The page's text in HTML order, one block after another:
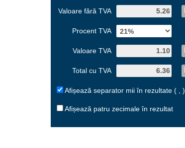
Valoare fără TVA
Procent TVA
Valoare TVA
Total cu TVA
Afișează separator mii în rezultate ( , )
Afișează patru zecimale în rezultat